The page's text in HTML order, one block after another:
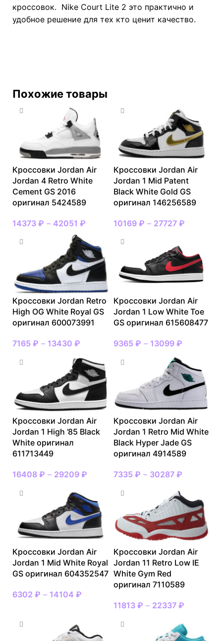
кроссовок. Nike Court Lite 2 это практично и
удобное решение для тех кто ценит качество.
Похожие товары
Кроссовки Jordan Air
Jordan 4 Retro White
Cement GS 2016
оригинал 5424589
14373 ₽ – 42051 ₽
Кроссовки Jordan Air
Jordan 1 Mid Patent
Black White Gold GS
оригинал 146256589
10169 ₽ – 27727 ₽
Кроссовки Jordan Retro
High OG White Royal GS
оригинал 600073991
7165 ₽ – 13430 ₽
Кроссовки Jordan Air
Jordan 1 Low White Toe
GS оригинал 615608477
9365 ₽ – 13099 ₽
Кроссовки Jordan Air
Jordan 1 High ’85 Black
White оригинал
611713449
16408 ₽ – 29209 ₽
Кроссовки Jordan Air
Jordan 1 Retro Mid White
Black Hyper Jade GS
оригинал 4914589
7335 ₽ – 30287 ₽
Кроссовки Jordan Air
Jordan 1 Mid White Royal
GS оригинал 604352547
6302 ₽ – 14104 ₽
Кроссовки Jordan Air
Jordan 11 Retro Low IE
White Gym Red
оригинал 7110589
11813 ₽ – 22337 ₽